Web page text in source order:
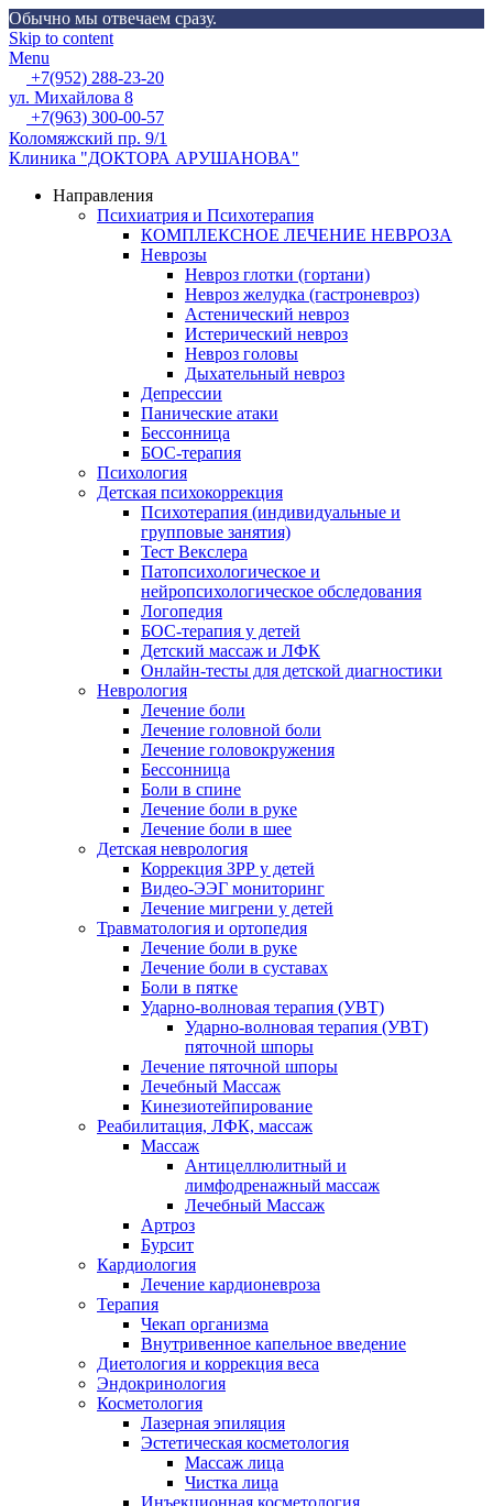
Обычно мы отвечаем сразу.
Skip to content
Menu
+7(952) 288-23-20
ул. Михайлова 8
+7(963) 300-00-57
Коломяжский пр. 9/1
Клиника "ДОКТОРА АРУШАНОВА"
Направления
Психиатрия и Психотерапия
КОМПЛЕКСНОЕ ЛЕЧЕНИЕ НЕВРОЗА
Неврозы
Невроз глотки (гортани)
Невроз желудка (гастроневроз)
Астенический невроз
Истерический невроз
Невроз головы
Дыхательный невроз
Депрессии
Панические атаки
Бессонница
БОС-терапия
Психология
Детская психокоррекция
Психотерапия (индивидуальные и
групповые занятия)
Тест Векслера
Патопсихологическое и
нейропсихологическое обследования
Логопедия
БОС-терапия у детей
Детский массаж и ЛФК
Онлайн-тесты для детской диагностики
Неврология
Лечение боли
Лечение головной боли
Лечение головокружения
Бессонница
Боли в спине
Лечение боли в руке
Лечение боли в шее
Детская неврология
Коррекция ЗРР у детей
Видео-ЭЭГ мониторинг
Лечение мигрени у детей
Травматология и ортопедия
Лечение боли в руке
Лечение боли в суставах
Боли в пятке
Ударно-волновая терапия (УВТ)
Ударно-волновая терапия (УВТ)
пяточной шпоры
Лечение пяточной шпоры
Лечебный Массаж
Кинезиотейпирование
Реабилитация, ЛФК, массаж
Массаж
Антицеллюлитный и
лимфодренажный массаж
Лечебный Массаж
Артроз
Бурсит
Кардиология
Лечение кардионевроза
Терапия
Чекап организма
Внутривенное капельное введение
Диетология и коррекция веса
Эндокринология
Косметология
Лазерная эпиляция
Эстетическая косметология
Массаж лица
Чистка лица
Инъекционная косметология